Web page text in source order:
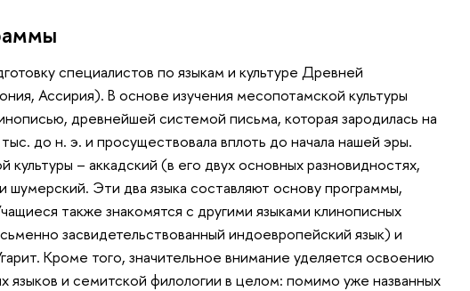
специалистов по языкам и культуре Древней
Ассирия). В основе изучения месопотамской культуры
древнейшей системой письма, которая зародилась на
до н. э. и просуществовала вплоть до начала нашей эры.
культуры – аккадский (в его двух основных разновидностях,
шумерский. Эти два языка составляют основу программы,
также знакомятся с другими языками клинописных
засвидетельствованный индоевропейский язык) и
Кроме того, значительное внимание уделяется освоению
языков и семитской филологии в целом: помимо уже названных